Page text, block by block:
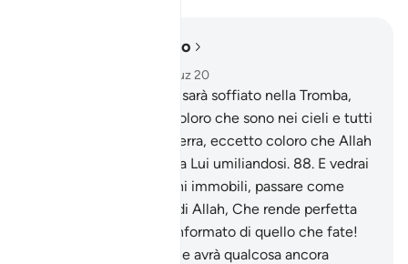
Leggere nel contesto
Capitolo 27, Pagina 385, Juz 20
E, nel Giorno in cui sarà soffiato nella Tromba,
saranno atterriti tutti coloro che sono nei cieli e tutti
coloro che sono sulla terra, eccetto coloro che Allah
vorrà. Tutti torneranno a Lui umiliandosi. 88. E vedrai
le montagne, che ritieni immobili, passare come
fossero nuvole. Opera di Allah, Che rende perfetta
ogni cosa . Egli è ben informato di quello che fate!
Chi verrà con il bene avrà qualcosa ancora